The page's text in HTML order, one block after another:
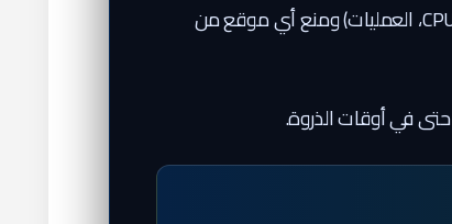
لعزل موارد كل حساب (CPU، RAM، IO، العمليات) ومنع أي موقع من
في أوقات الذروة.